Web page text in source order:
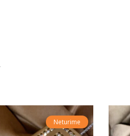
Neturime